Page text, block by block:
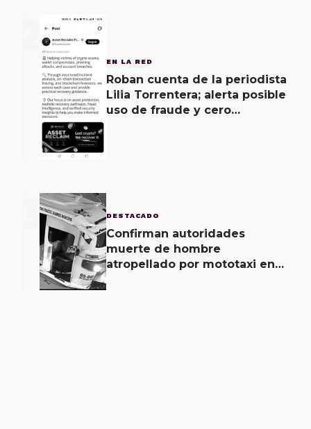
2
EN LA RED
Roban cuenta de la periodista
Lilia Torrentera; alerta posible
uso de fraude y cero
3 DESTACADO
Confirman autoridades
muerte de hombre
atropellado por mototaxi en